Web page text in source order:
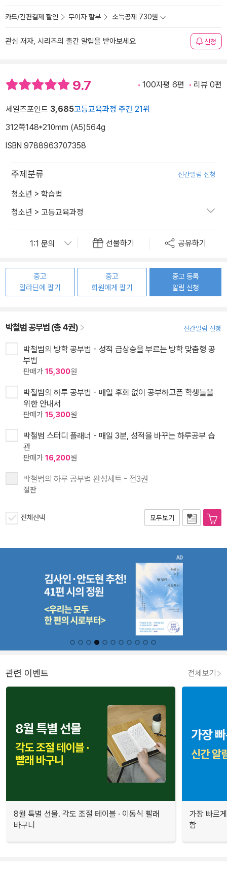
카드/간편결제 할인 무이자 할부 소득공제 730원
관심 저자, 시리즈의 출간 알림을 받아보세요 신청
9.7 100자평 6편 리뷰 0편
세일즈포인트 3,685고등교육과정 주간 21위
312쪽148*210mm (A5)564g
ISBN 9788963707358
주제분류 신간알림 신청
청소년 > 학습법
청소년 > 고등교육과정
선물하기 공유하기
중고
알라딘에 팔기
중고
회원에게 팔기
중고 등록
알림 신청
박철범 공부법 (총 4권) 신간알림 신청
박철범의 방학 공부법 - 성적 급상승을 부르는 방학 맞춤형 공
부법
판매가 15,300원
박철범의 하루 공부법 - 매일 후회 없이 공부하고픈 학생들을
위한 안내서
판매가 15,300원
박철범 스터디 플래너 - 매일 3분, 성적을 바꾸는 하루공부 습
관
판매가 16,200원
박철범의 하루 공부법 완성세트 - 전3권
절판
전체선택 모두보기
관련 이벤트 전체보기
8월 특별 선물. 각도 조절 테이블 · 이동식 빨래
바구니
가장 빠르
합